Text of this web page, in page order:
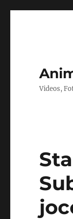
Videos,